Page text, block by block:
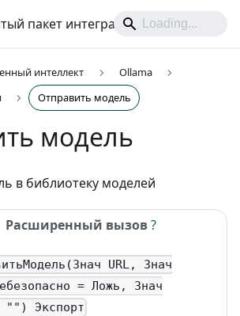
пакет интеграций
интеллект
Ollama
Отправить модель
модель
в библиотеку моделей
Расширенный вызов?
URL, Знач
= Ложь, Знач
"") Экспорт